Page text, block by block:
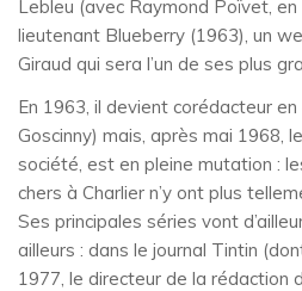
Lebleu (avec Raymond Poïvet,
lieutenant Blueberry (1963), un
Giraud qui sera l’un de ses plus
En 1963, il devient corédacteur
Goscinny) mais, après mai 1968,
société, est en pleine mutation :
chers à Charlier n’y ont plus
Ses principales séries vont
ailleurs : dans le journal Tintin
1977, le directeur de la rédaction